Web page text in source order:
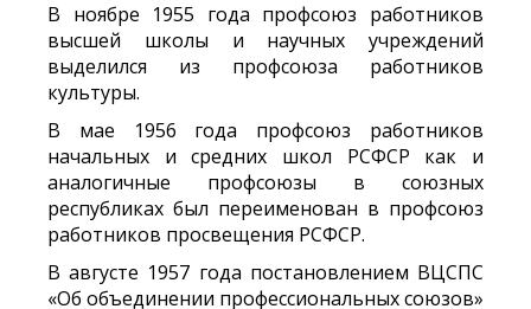
В ноябре 1955 года профсоюз работников
высшей школы и научных учреждений
выделился из профсоюза работников
культуры.
В мае 1956 года профсоюз работников
начальных и средних школ РСФСР как и
аналогичные профсоюзы в союзных
республиках был переименован в профсоюз
работников просвещения РСФСР.
В августе 1957 года постановлением ВЦСПС
«Об объединении профессиональных союзов»